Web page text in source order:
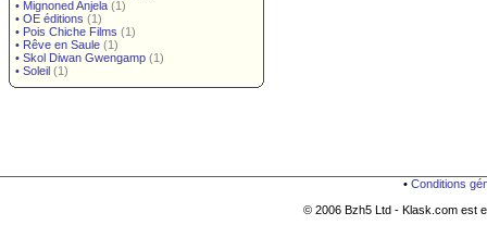
• Mignoned Anjela (1)
• OE éditions (1)
• Pois Chiche Films (1)
• Rêve en Saule (1)
• Skol Diwan Gwengamp (1)
• Soleil (1)
• Conditions
© 2006 Bzh5 Ltd - Klask.com est